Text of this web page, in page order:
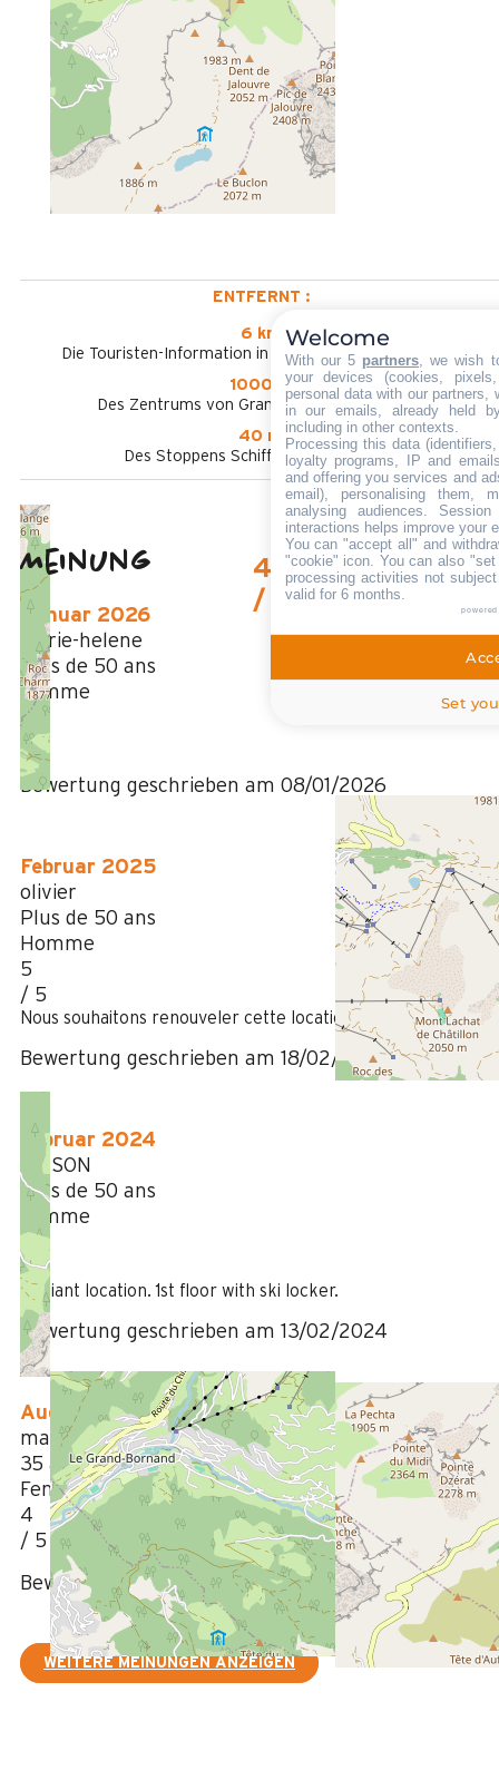
ENTFERNT :
6 km
Die Touristen-Information in Le Grand-Bornand Village
1000 m
Des Zentrums von Grand-Bornand Chinaillon
40 m
Des Stoppens Schiffchen im Sommer
Meinung
4,25
/ 5
(12 Meinung
Januar 2026
Marie-helene
Plus de 50 ans
Femme
5
/ 5
Bewertung geschrieben am 08/01/2026
Februar 2025
olivier
Plus de 50 ans
Homme
5
/ 5
Nous souhaitons renouveler cette location prochainement
Bewertung geschrieben am 18/02/2025
Februar 2024
ALISON
Plus de 50 ans
Femme
4
/ 5
Brilliant location. 1st floor with ski locker.
Bewertung geschrieben am 13/02/2024
August 2023
mathilde
35 à 50 ans
Femme
4
/ 5
Bewertung geschrieben am 08/08/2023
WEITERE MEINUNGEN ANZEIGEN
Welcome
With our 5 partners , we wish
your devices (cookies,
personal data with our partners,
in our emails, already held
including in other contexts.
Processing this data
loyalty programs, IP and
and offering you services and
email), personalising them,
analysing audiences.
interactions helps improve your
You can "accept all" and
"cookie" icon . You can also
processing activities not
valid for 6 months.
Set